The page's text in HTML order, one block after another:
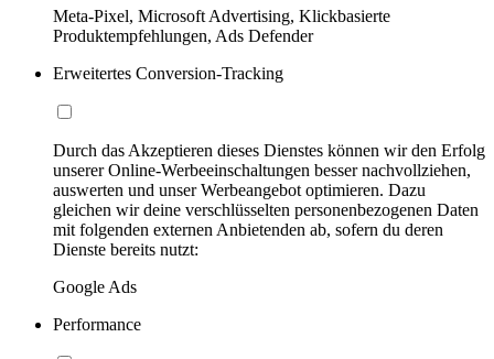
Meta-Pixel, Microsoft Advertising, Klickbasierte
Produktempfehlungen, Ads Defender
Erweitertes Conversion-Tracking
Durch das Akzeptieren dieses Dienstes können wir den Erfolg
unserer Online-Werbeeinschaltungen besser nachvollziehen,
auswerten und unser Werbeangebot optimieren. Dazu
gleichen wir deine verschlüsselten personenbezogenen Daten
mit folgenden externen Anbietenden ab, sofern du deren
Dienste bereits nutzt:
Google Ads
Performance